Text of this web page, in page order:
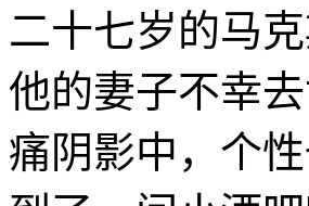
二十七岁的马
他的妻子不幸
痛阴影中，个